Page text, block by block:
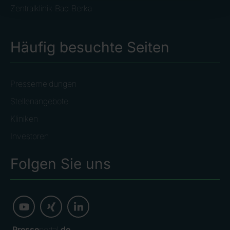
Zentralklinik Bad Berka
Häufig besuchte Seiten
Pressemeldungen
Stellenangebote
Kliniken
Investoren
Folgen Sie uns